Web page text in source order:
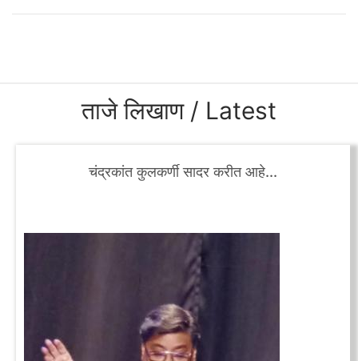
ताजे लिखाण / Latest
चंद्रकांत कुलकर्णी सादर करीत आहे...